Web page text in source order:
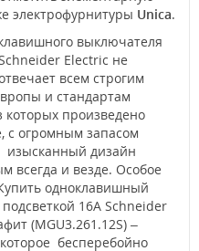
электрофурнитуры Unica.
выключателя
Electric не
всем строгим
и стандартам
произведено
с огромным запасом
изысканный дизайн
всегда и везде. Особое
одноклавишный
16А Schneider
(MGU3.261.12S) –
бесперебойно